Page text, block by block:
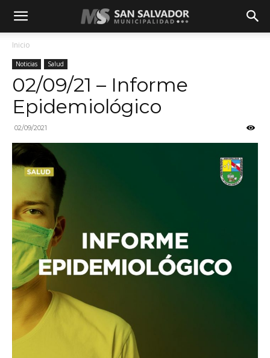
Inicio
Noticias Salud
02/09/21 – Informe
Epidemiológico
02/09/2021